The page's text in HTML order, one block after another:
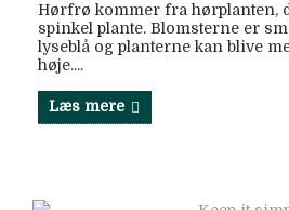
Hørfrø kommer fra hørplanten,
spinkel plante. Blomsterne er
lyseblå og planterne kan blive
høje....
Læs mere